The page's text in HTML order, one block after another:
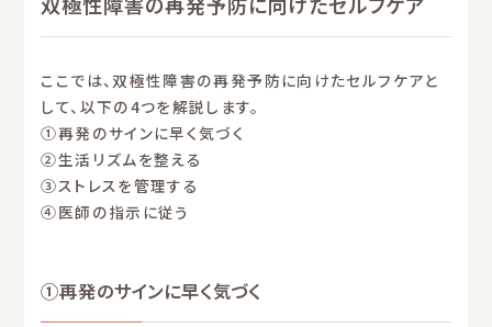
ここでは、双極性障害の再発予防に向けたセルフケアと
して、以下の4つを解説します。
①再発のサインに早く気づく
②生活リズムを整える
③ストレスを管理する
④医師の指示に従う
①再発のサインに早く気づく